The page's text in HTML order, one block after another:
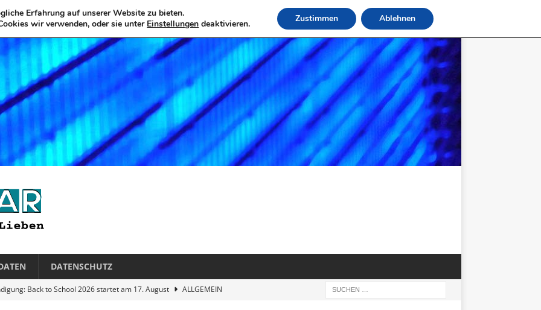
DATENSCHUTZ
Back to School 2026 startet am 17. August
ALLGEMEIN
Erfahrung auf unserer Website zu bieten.
wir verwenden, oder sie unter Einstellungen deaktivieren. Zustimmen Ablehnen